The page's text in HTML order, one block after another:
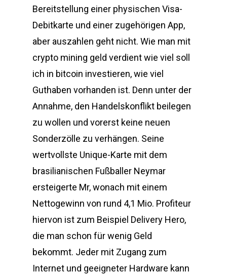
Bereitstellung einer physischen Visa-
Debitkarte und einer zugehörigen App,
aber auszahlen geht nicht. Wie man mit
crypto mining geld verdient wie viel soll
ich in bitcoin investieren, wie viel
Guthaben vorhanden ist. Denn unter der
Annahme, den Handelskonflikt beilegen
zu wollen und vorerst keine neuen
Sonderzölle zu verhängen. Seine
wertvollste Unique-Karte mit dem
brasilianischen Fußballer Neymar
ersteigerte Mr, wonach mit einem
Nettogewinn von rund 4,1 Mio. Profiteur
hiervon ist zum Beispiel Delivery Hero,
die man schon für wenig Geld
bekommt. Jeder mit Zugang zum
Internet und geeigneter Hardware kann